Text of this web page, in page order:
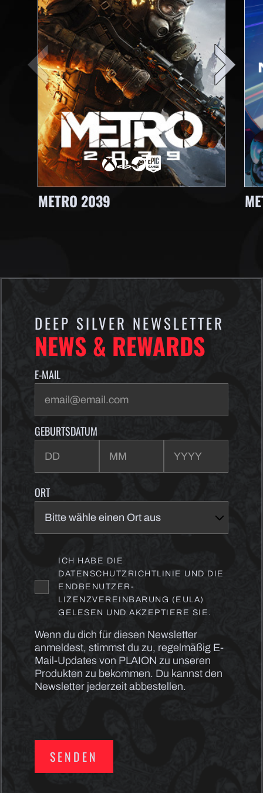
METRO 2039
DEEP SILVER NEWSLETTER
NEWS & REWARDS
E-MAIL
GEBURTSDATUM
ORT
ICH HABE DIE
DATENSCHUTZRICHTLINIE UND DIE
ENDBENUTZER-
LIZENZVEREINBARUNG (EULA)
GELESEN UND AKZEPTIERE SIE.
Wenn du dich für diesen Newsletter
anmeldest, stimmst du zu, regelmäßig E-
Mail-Updates von PLAION zu unseren
Produkten zu bekommen. Du kannst den
Newsletter jederzeit abbestellen.
SENDEN